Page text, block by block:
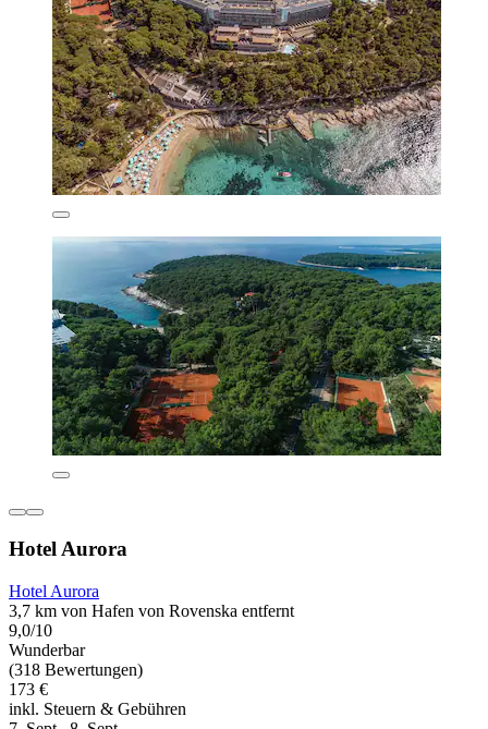
Hotel Aurora
Hotel Aurora
3,7 km von Hafen von Rovenska entfernt
9,0/10
Wunderbar
(318 Bewertungen)
173 €
inkl. Steuern & Gebühren